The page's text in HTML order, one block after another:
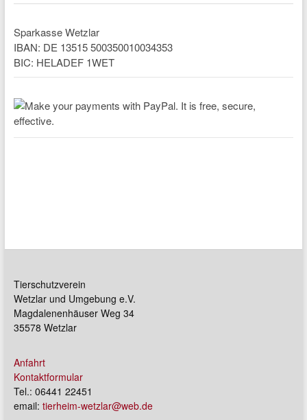
Sparkasse Wetzlar
IBAN: DE 13515 500350010034353
BIC: HELADEF 1WET
Tierschutzverein
Wetzlar und Umgebung e.V.
Magdalenenhäuser Weg 34
35578 Wetzlar
Anfahrt
Kontaktformular
Tel.: 06441 22451
email: tierheim-wetzlar@web.de